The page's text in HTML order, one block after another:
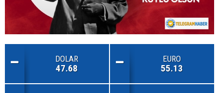
DOLAR
47.68
EURO
55.13